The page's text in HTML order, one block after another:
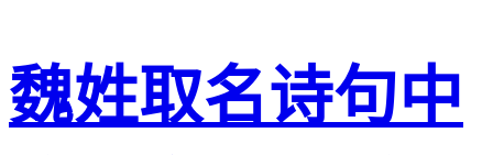
魏姓取名诗句中